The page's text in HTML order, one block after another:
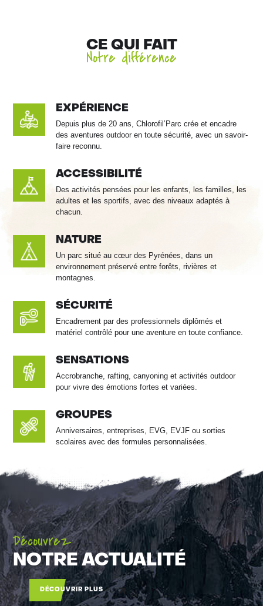
CE QUI FAIT
Notre différence
EXPÉRIENCE
Depuis plus de 20 ans, Chlorofil’Parc crée et encadre
des aventures outdoor en toute sécurité, avec un savoir-
faire reconnu.
ACCESSIBILITÉ
Des activités pensées pour les enfants, les familles, les
adultes et les sportifs, avec des niveaux adaptés à
chacun.
NATURE
Un parc situé au cœur des Pyrénées, dans un
environnement préservé entre forêts, rivières et
montagnes.
SÉCURITÉ
Encadrement par des professionnels diplômés et
matériel contrôlé pour une aventure en toute confiance.
SENSATIONS
Accrobranche, rafting, canyoning et activités outdoor
pour vivre des émotions fortes et variées.
GROUPES
Anniversaires, entreprises, EVG, EVJF ou sorties
scolaires avec des formules personnalisées.
Découvrez
NOTRE ACTUALITÉ
DÉCOUVRIR PLUS